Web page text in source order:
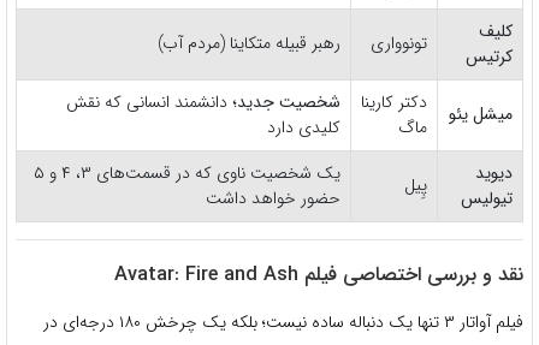
کلیف
کرتیس
تونوواری رهبر قبیله متکاینا (مردم آب)
میشل یئو
دکتر کارینا
ماگ
شخصیت جدید؛ دانشمند انسانی که نقش
کلیدی دارد
دیوید
تیولیس
پِیل
یک شخصیت ناوی که در قسمت‌های ۳، ۴ و ۵
حضور خواهد داشت
نقد و بررسی اختصاصی فیلم Avatar: Fire and Ash
فیلم آواتار ۳ تنها یک دنباله ساده نیست؛ بلکه یک چرخش ۱۸۰ درجه‌ای در